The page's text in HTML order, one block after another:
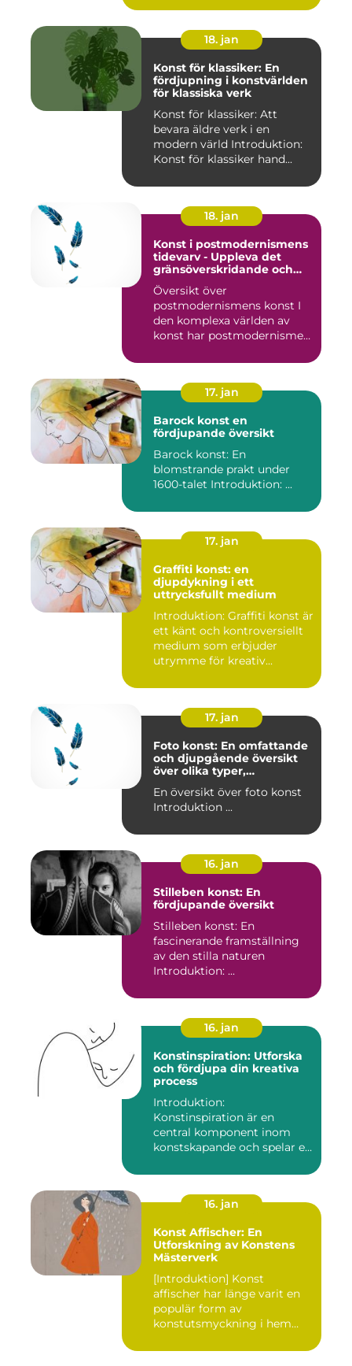
18. jan
Konst för klassiker: En
fördjupning i konstvärlden
för klassiska verk
Konst för klassiker: Att
bevara äldre verk i en
modern värld Introduktion:
Konst för klassiker hand...
18. jan
Konst i postmodernismens
tidevarv - Uppleva det
gränsöverskridande och
mångfacetterade
Översikt över
postmodernismens konst I
den komplexa världen av
konst har postmodernismen
17. jan
Barock konst en
fördjupande översikt
Barock konst: En
blomstrande prakt under
1600-talet Introduktion: ...
17. jan
Graffiti konst: en
djupdykning i ett
uttrycksfullt medium
Introduktion: Graffiti konst är
ett känt och kontroversiellt
medium som erbjuder
utrymme för kreativ...
17. jan
Foto konst: En omfattande
och djupgående översikt
över olika typer,
aspekter
En översikt över foto konst
Introduktion ...
16. jan
Stilleben konst: En
fördjupande översikt
Stilleben konst: En
fascinerande framställning
av den stilla naturen
Introduktion: ...
16. jan
Konstinspiration: Utforska
och fördjupa din kreativa
process
Introduktion:
Konstinspiration är en
central komponent inom
konstskapande och spelar en
16. jan
Konst Affischer: En
Utforskning av Konstens
Mästerverk
[Introduktion] Konst
affischer har länge varit en
populär form av
konstutsmyckning i hem